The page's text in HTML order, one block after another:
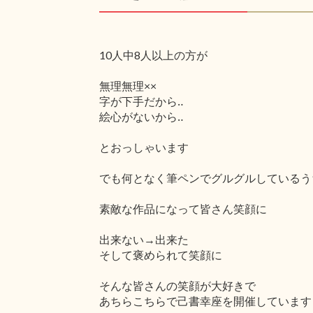
10人中8人以上の方が
無理無理××
字が下手だから‥
絵心がないから‥
とおっしゃいます
でも何となく筆ペンでグルグルしている
素敵な作品になって皆さん笑顔に
出来ない→出来た
そして褒められて笑顔に
そんな皆さんの笑顔が大好きで
あちらこちらで己書幸座を開催しています